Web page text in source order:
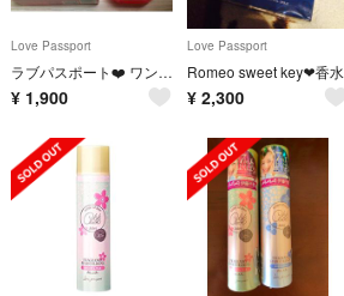
Love Passport
ラブパスポート❤️ ワンラブ オードパルファム
¥ 1,900
Love Passport
Romeo sweet key❤︎香水
¥ 2,300